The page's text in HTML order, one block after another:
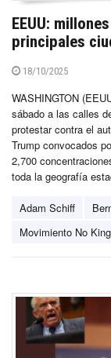
EEUU:
principales
18/10/2025
WASHINGTON
sábado a las calles
protestar contra el
Trump convocados
2,700
toda la geografía
Adam Schiff
Movimiento No